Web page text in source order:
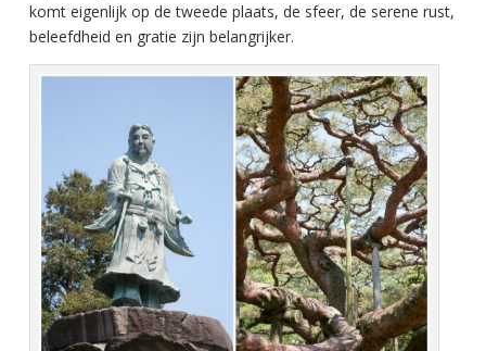
komt eigenlijk op de tweede plaats, de sfeer, de serene rust,
beleefdheid en gratie zijn belangrijker.